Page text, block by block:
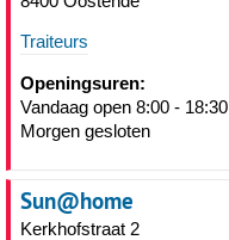
Traiteurs
Openingsuren:
Vandaag open 8:00 - 18:30
Morgen gesloten
Sun@home
Kerkhofstraat 2